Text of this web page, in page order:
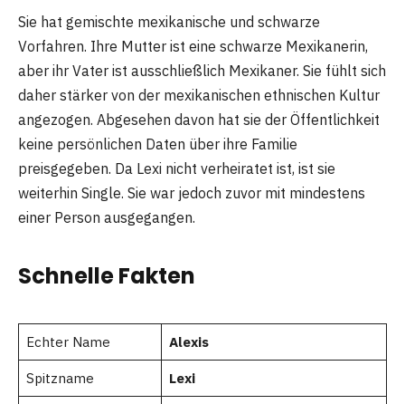
Sie hat gemischte mexikanische und schwarze
Vorfahren. Ihre Mutter ist eine schwarze Mexikanerin,
aber ihr Vater ist ausschließlich Mexikaner. Sie fühlt sich
daher stärker von der mexikanischen ethnischen Kultur
angezogen. Abgesehen davon hat sie der Öffentlichkeit
keine persönlichen Daten über ihre Familie
preisgegeben. Da Lexi nicht verheiratet ist, ist sie
weiterhin Single. Sie war jedoch zuvor mit mindestens
einer Person ausgegangen.
Schnelle Fakten
Echter Name Alexis
Spitzname Lexi